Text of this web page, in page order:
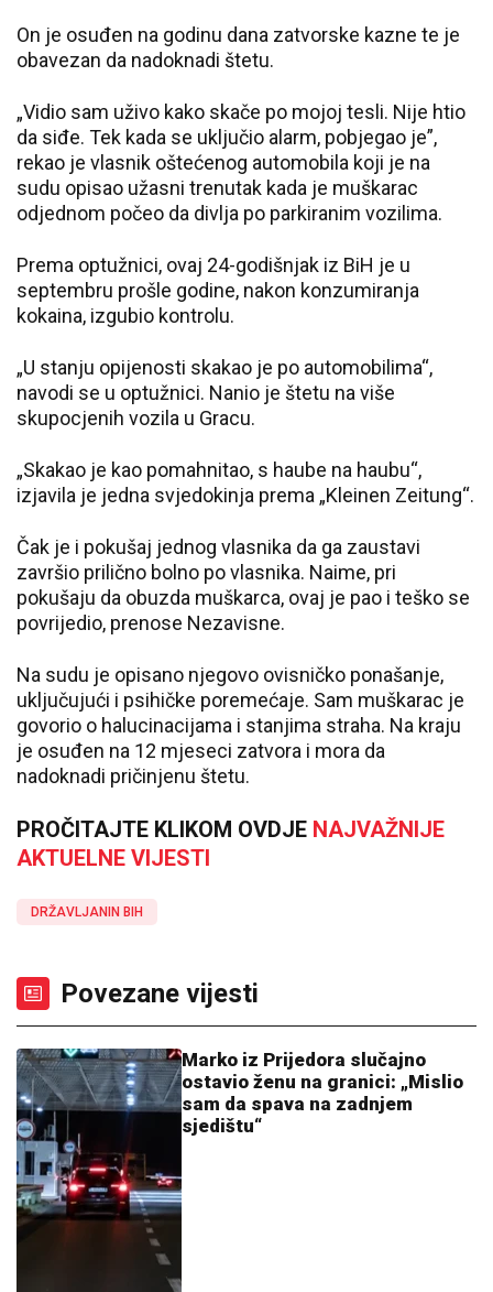
On je osuđen na godinu dana zatvorske kazne te je
obavezan da nadoknadi štetu.
„Vidio sam uživo kako skače po mojoj tesli. Nije htio
da siđe. Tek kada se uključio alarm, pobjegao je”,
rekao je vlasnik oštećenog automobila koji je na
sudu opisao užasni trenutak kada je muškarac
odjednom počeo da divlja po parkiranim vozilima.
Prema optužnici, ovaj 24-godišnjak iz BiH je u
septembru prošle godine, nakon konzumiranja
kokaina, izgubio kontrolu.
„U stanju opijenosti skakao je po automobilima“,
navodi se u optužnici. Nanio je štetu na više
skupocjenih vozila u Gracu.
„Skakao je kao pomahnitao, s haube na haubu“,
izjavila je jedna svjedokinja prema „Kleinen Zeitung“.
Čak je i pokušaj jednog vlasnika da ga zaustavi
završio prilično bolno po vlasnika. Naime, pri
pokušaju da obuzda muškarca, ovaj je pao i teško se
povrijedio, prenose Nezavisne.
Na sudu je opisano njegovo ovisničko ponašanje,
uključujući i psihičke poremećaje. Sam muškarac je
govorio o halucinacijama i stanjima straha. Na kraju
je osuđen na 12 mjeseci zatvora i mora da
nadoknadi pričinjenu štetu.
PROČITAJTE KLIKOM OVDJE NAJVAŽNIJE
AKTUELNE VIJESTI
DRŽAVLJANIN BIH
Povezane vijesti
Marko iz Prijedora slučajno
ostavio ženu na granici: „Mislio
sam da spava na zadnjem
sjedištu“